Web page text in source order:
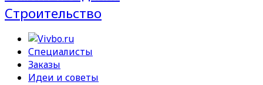
Строительство
Специалисты
Заказы
Идеи и советы